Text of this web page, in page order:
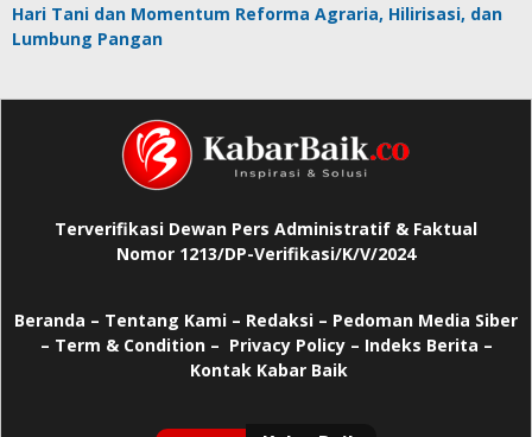
Hari Tani dan Momentum Reforma Agraria, Hilirisasi, dan
Lumbung Pangan
Terverifikasi Dewan Pers Administratif & Faktual
Nomor 1213/DP-Verifikasi/K/V/2024
Beranda – Tentang Kami – Redaksi – Pedoman Media Siber
– Term & Condition – Privacy Policy– Indeks Berita –
Kontak Kabar Baik